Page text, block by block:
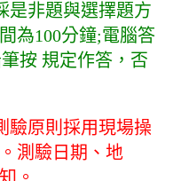
是非題與選擇題方
為100分鐘;電腦答
按 規定作答，否
驗原則採用現場操
測驗日期、地